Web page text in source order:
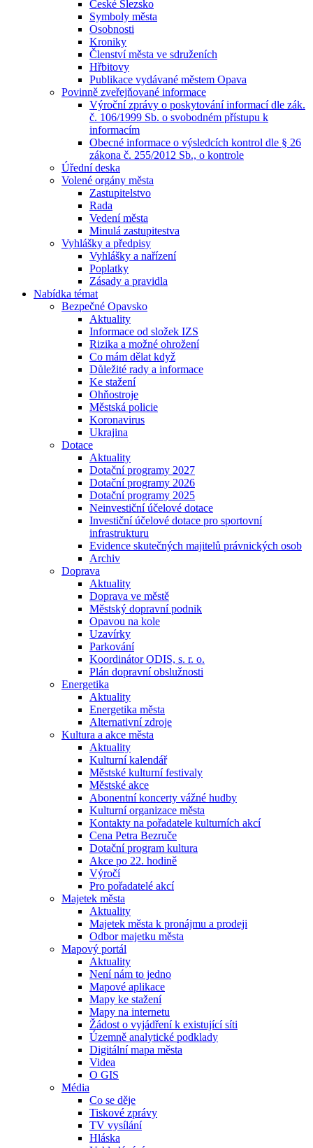
České Slezsko
Symboly města
Osobnosti
Kroniky
Členství města ve sdruženích
Hřbitovy
Publikace vydávané městem Opava
Povinně zveřejňované informace
Výroční zprávy o poskytování informací dle zák.
č. 106/1999 Sb. o svobodném přístupu k
informacím
Obecné informace o výsledcích kontrol dle § 26
zákona č. 255/2012 Sb., o kontrole
Úřední deska
Volené orgány města
Zastupitelstvo
Rada
Vedení města
Minulá zastupitestva
Vyhlášky a předpisy
Vyhlášky a nařízení
Poplatky
Zásady a pravidla
Nabídka témat
Bezpečné Opavsko
Aktuality
Informace od složek IZS
Rizika a možné ohrožení
Co mám dělat když
Důležité rady a informace
Ke stažení
Ohňostroje
Městská policie
Koronavirus
Ukrajina
Dotace
Aktuality
Dotační programy 2027
Dotační programy 2026
Dotační programy 2025
Neinvestiční účelové dotace
Investiční účelové dotace pro sportovní
infrastrukturu
Evidence skutečných majitelů právnických osob
Archiv
Doprava
Aktuality
Doprava ve městě
Městský dopravní podnik
Opavou na kole
Uzavírky
Parkování
Koordinátor ODIS, s. r. o.
Plán dopravní obslužnosti
Energetika
Aktuality
Energetika města
Alternativní zdroje
Kultura a akce města
Aktuality
Kulturní kalendář
Městské kulturní festivaly
Městské akce
Abonentní koncerty vážné hudby
Kulturní organizace města
Kontakty na pořadatele kulturních akcí
Cena Petra Bezruče
Dotační program kultura
Akce po 22. hodině
Výročí
Pro pořadatelé akcí
Majetek města
Aktuality
Majetek města k pronájmu a prodeji
Odbor majetku města
Mapový portál
Aktuality
Není nám to jedno
Mapové aplikace
Mapy ke stažení
Mapy na internetu
Žádost o vyjádření k existující síti
Územně analytické podklady
Digitální mapa města
Videa
O GIS
Média
Co se děje
Tiskové zprávy
TV vysílání
Hláska